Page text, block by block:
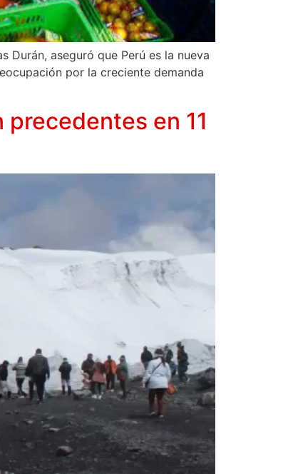
Durán, aseguró que Perú es la nueva
por la creciente demanda
en 11